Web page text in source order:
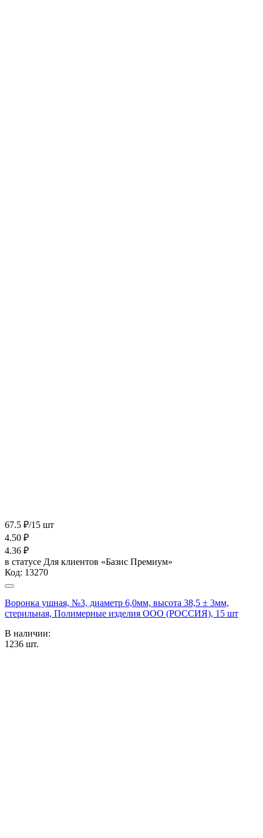
67.5 ₽/15 шт
4.50 ₽
4.36 ₽
в статусе Для клиентов «Базис Премиум»
Код: 13270
Воронка ушная, №3, диаметр 6,0мм, высота 38,5 ± 3мм,
стерильная, Полимерные изделия OOO (РОССИЯ), 15 шт
В наличии:
1236 шт.